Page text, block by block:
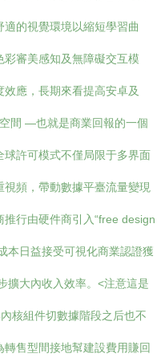
的視覺環境以縮短學習曲
審美感知及無障礙交互模
應，長期來看提高安卓及
間 —也就是商業回報的一個
許可模式不僅局限于多界面
頻，帶動數據平臺流量變現
行由硬件商引入“free design
本日益接受可視化商業認證獲
擴大內收入效率。<注意這是
核組件切數據階段之后也不
售型間接地幫建設費用賺回